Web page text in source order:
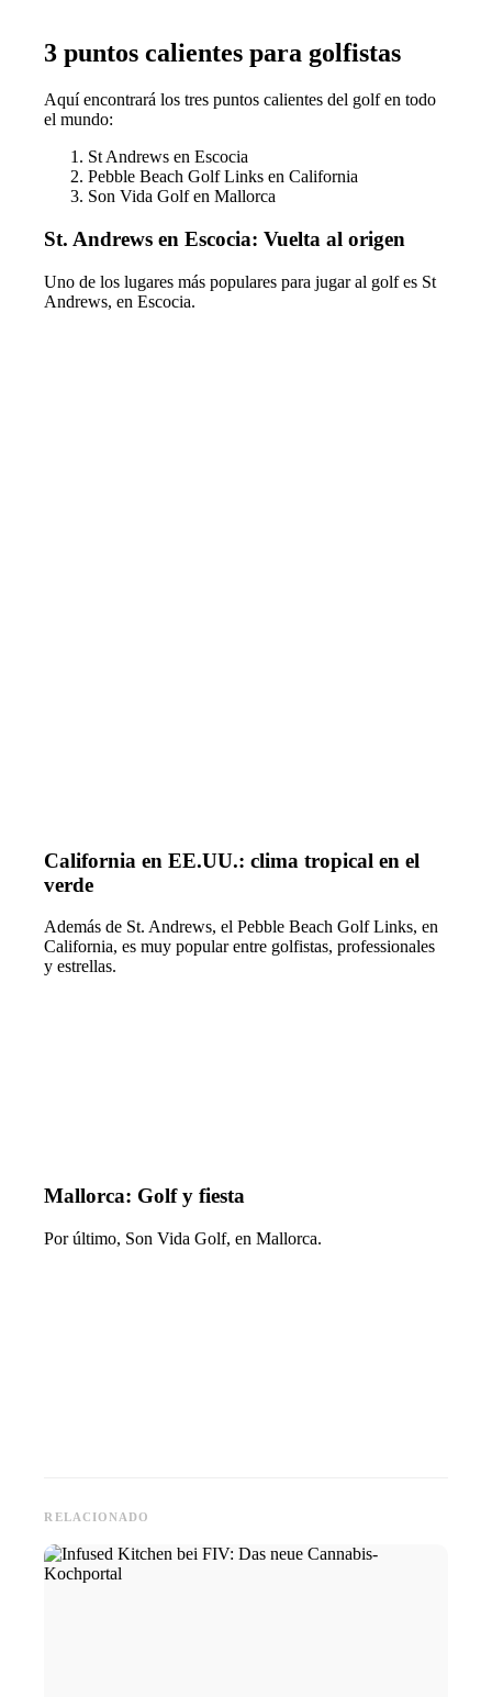
3 puntos calientes para golfistas
Aquí encontrará los tres puntos calientes del golf en todo
el mundo:
St Andrews en Escocia
Pebble Beach Golf Links en California
Son Vida Golf en Mallorca
St. Andrews en Escocia: Vuelta al origen
Uno de los lugares más populares para jugar al golf es St
Andrews, en Escocia.
California en EE.UU.: clima tropical en el
verde
Además de St. Andrews, el Pebble Beach Golf Links, en
California, es muy popular entre golfistas, professionales
y estrellas.
Mallorca: Golf y fiesta
Por último, Son Vida Golf, en Mallorca.
RELACIONADO